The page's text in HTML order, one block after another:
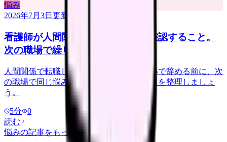
悩み
2026年7月3日 更新
看護師が人間関係で転職する前に確認すること。
次の職場で繰り返さない見方
人間関係で転職したい看護師さんへ。勢いで辞める前に、次
の職場で同じ悩みを繰り返さない確認項目を整理しましょ
う。
5分
0
読む
悩みの記事をもっと見る